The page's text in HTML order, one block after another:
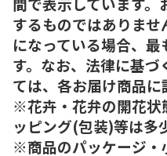
するものではありま
になっている場合、
す。なお、法律に基
ては、各お届け商品に
※花卉・花弁の開花状
ッピング(包装)等は多
※商品のパッケージ・